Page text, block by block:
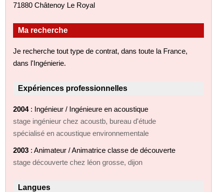
71880 Châtenoy Le Royal
Ma recherche
Je recherche tout type de contrat, dans toute la France,
dans l'Ingénierie.
Expériences professionnelles
2004: Ingénieur / Ingénieure en acoustique
stage ingénieur chez acoustb, bureau d'étude
spécialisé en acoustique environnementale
2003 : Animateur / Animatrice classe de découverte
stage découverte chez léon grosse, dijon
Langues